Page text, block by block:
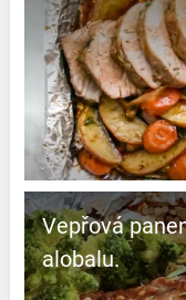
Vepřová
alobalu.